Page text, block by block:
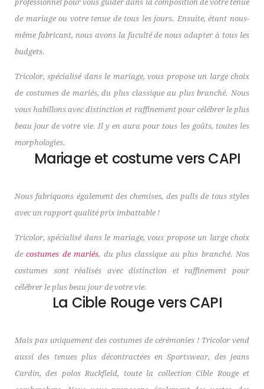
professionnel pour vous guider dans la composition de votre tenue
de mariage ou votre tenue de tous les jours. Ensuite, étant nous-
même fabricant, nous avons la faculté de nous adapter à tous les
budgets.
Tricolor, spécialisé dans le mariage, vous propose un large choix
de costumes de mariés, du plus classique au plus branché. Nous
vous habillons avec distinction et raffinement pour célébrer le plus
beau jour de votre vie. Il y en aura pour tous les goûts, toutes les
morphologies.
Mariage et costume vers CAPI
Nous fabriquons également des chemises, des pulls de tous styles
avec un rapport qualité prix imbattable !
Tricolor, spécialisé dans le mariage, vous propose un large choix
decostumes de mariés, du plus classique au plus branché. Nos
costumes sont réalisés avec distinction et raffinement pour
célébrer le plus beau jour de votre vie.
La Cible Rouge vers CAPI
Mais pas uniquement des costumes de cérémonies ! Tricolor vend
aussi des tenues plus décontractées en Sportswear, des jeans
Cardin, des polos Ruckfield, toute la collection Cible Rouge et